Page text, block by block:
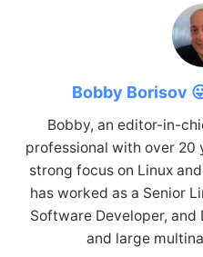
Bobby Borisov
Bobby, an editor-in-
professional with over 20
strong focus on Linux
has worked as a Senior
Software Developer, and
and large